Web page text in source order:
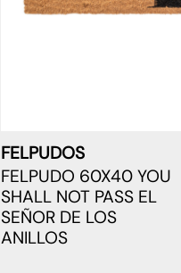
FELPUDOS
FELPUDO 60X40 YOU
SHALL NOT PASS EL
SEÑOR DE LOS
ANILLOS